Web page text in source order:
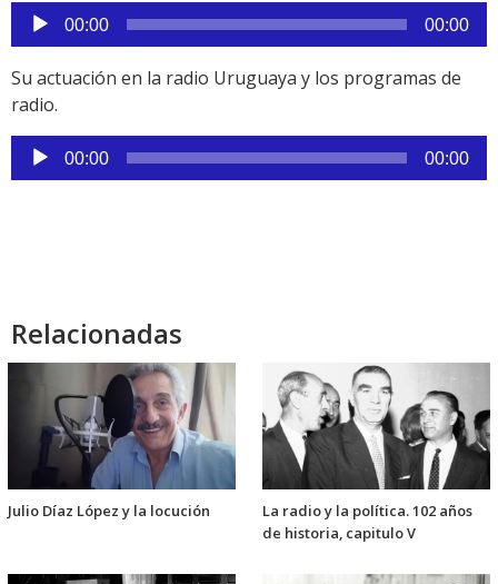
Reproductor
de
audio
00:00 00:00
Su actuación en la radio Uruguaya y los programas de
radio.
Reproductor
de
00:00 00:00
Relacionadas
Julio Díaz López y la locución
La radio y la política. 102 años
de historia, capitulo V